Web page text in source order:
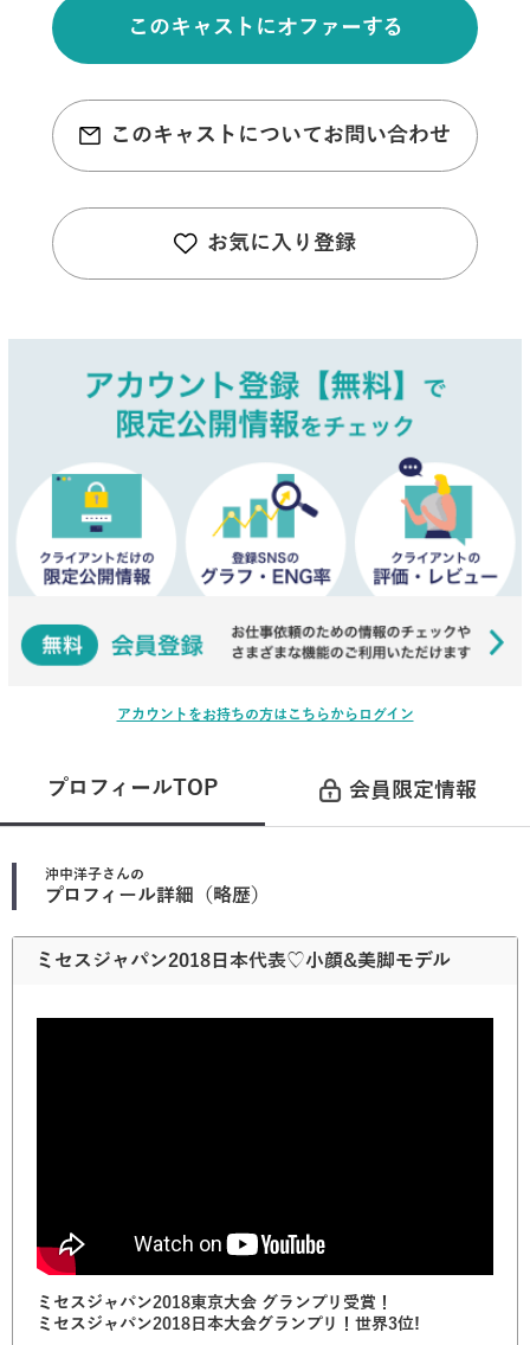
このキャストにオファーする
このキャストについてお問い合わせ
お気に入り登録
アカウントをお持ちの方はこちらからログイン
プロフィールTOP 会員限定情報
沖中洋子さんの
プロフィール詳細（略歴）
ミセスジャパン2018日本代表♡小顔&美脚モデル
ミセスジャパン2018東京大会 グランプリ受賞！
ミセスジャパン2018日本大会グランプリ！世界3位!